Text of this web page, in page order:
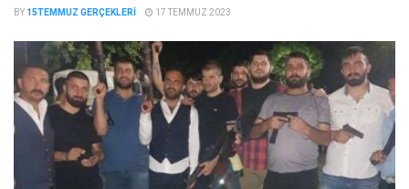
BY 15TEMMUZ GERÇEKLERI 17 TEMMUZ 2023